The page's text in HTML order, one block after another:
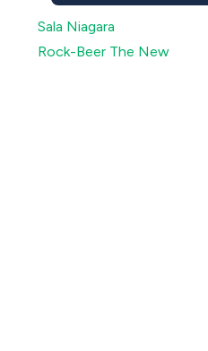
Sala Niagara
Rock-Beer The New